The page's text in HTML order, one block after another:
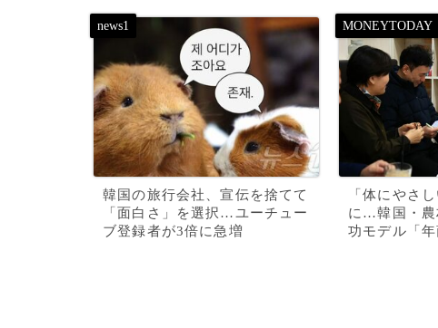
韓国の旅行会社、宣伝を捨てて
「面白さ」を選択…ユーチュー
ブ登録者が3倍に急増
「体にやさ
に…韓国・農
功モデル「年